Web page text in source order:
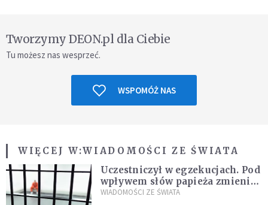
Tworzymy DEON.pl dla Ciebie
Tu możesz nas wesprzeć.
WSPOMÓŻ NAS
WIĘCEJ W:WIADOMOŚCI ZE ŚWIATA
Uczestniczył w egzekucjach. Pod
wpływem słów papieża zmienił
zdanie
WIADOMOŚCI ZE ŚWIATA